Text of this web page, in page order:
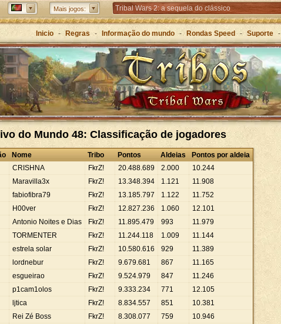
Mais jogos: Tribal Wars 2: a sequela do clássico
Forge of Empires – Estratégia ao longo das eras
Grepolis – Construa o seu império na Grécia Antiga
Inicio - Regras - Informação do mundo - Rondas Speed - Suporte -
do Mundo 48: Classificação de jogadores
Nome Tribo Pontos Aldeias
Pontos por aldeia
CRISHNA FkrZ! 20.488.689 2.000 10.244
Maravilla3x FkrZ! 13.348.394 1.121 11.908
fabiofibra79 FkrZ! 13.185.797 1.122 11.752
H00ver FkrZ! 12.827.236 1.060 12.101
Antonio Noites e Dias FkrZ! 11.895.479 993 11.979
TORMENTER FkrZ! 11.244.118 1.009 11.144
estrela solar FkrZ! 10.580.616 929 11.389
lordnebur FkrZ! 9.679.681 867 11.165
esgueirao FkrZ! 9.524.979 847 11.246
p1cam1olos FkrZ! 9.333.234 771 12.105
ljtica FkrZ! 8.834.557 851 10.381
Rei Zé Boss FkrZ! 8.308.077 759 10.946